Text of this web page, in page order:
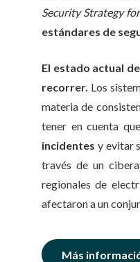
Security Strategy
estándares de
El estado actual
recorrer. Los
materia de
tener en cuenta que
incidentes y evitar
través de un
regionales de
afectaron a un
Más